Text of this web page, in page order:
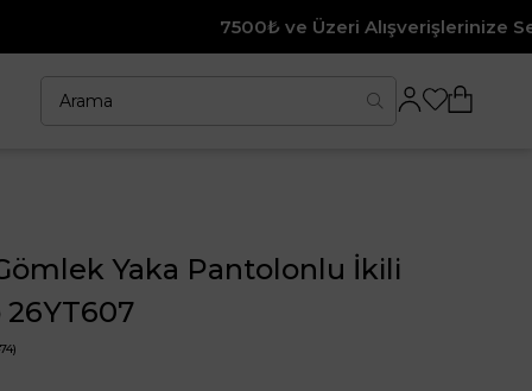
7500₺ ve Üzeri Alışverişlerinize Sepette %10 İndirim
Yaka Pantolonlu İkili